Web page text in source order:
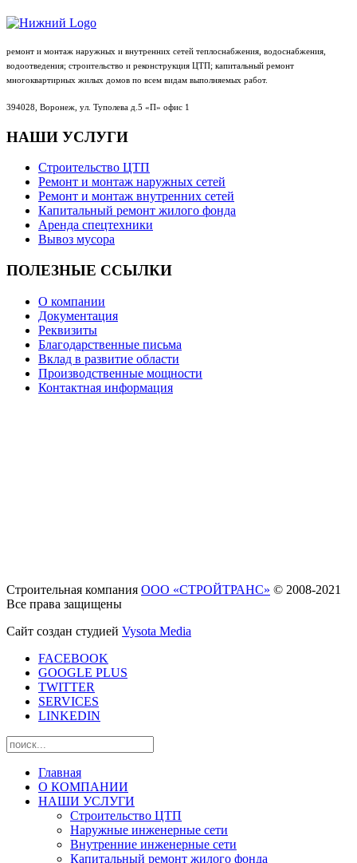
ремонт и монтаж наружных и внутренних сетей теплоснабжения, водоснабжения,
водоотведения; строительство и реконструкция ЦТП; капитальный ремонт
многоквартирных жилых домов по всем видам выполняемых работ.
394028, Воронеж, ул. Туполева д.5 «П» офис 1
НАШИ УСЛУГИ
Строительство ЦТП
Ремонт и монтаж наружных сетей
Ремонт и монтаж внутренних сетей
Капитальный ремонт жилого фонда
Аренда спецтехники
Вывоз мусора
ПОЛЕЗНЫЕ ССЫЛКИ
О компании
Документация
Реквизиты
Благодарственные письма
Вклад в развитие области
Производственные мощности
Контактная информация
Строительная компания ООО «СТРОЙТРАНС» © 2008-2021
Все права защищены
Сайт создан студией Vysota Media
FACEBOOK
GOOGLE PLUS
TWITTER
SERVICES
LINKEDIN
Главная
О КОМПАНИИ
НАШИ УСЛУГИ
Строительство ЦТП
Наружные инженерные сети
Внутренние инженерные сети
Капитальный ремонт жилого фонда